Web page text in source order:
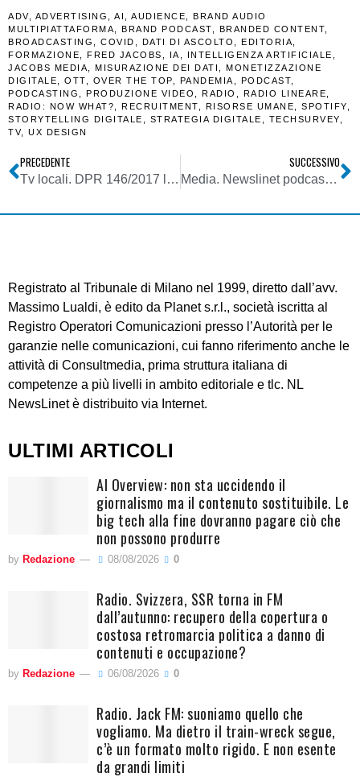
ADV, ADVERTISING AI AUDIENCE
BRAND AUDIO
MULTIPIATTAFORMA
BRAND PODCAST BRANDED CONTENT
BROADCASTING
COVID DATI DI ASCOLTO EDITORIA
FORMAZIONE
FRED JACOBS IA INTELLIGENZA ARTIFICIALE
JACOBS MEDIA
MISURAZIONE DEI DATI
MONETIZZAZIONE
DIGITALE
OTT OVER THE TOP PANDEMIA PODCAST
PODCASTING
PRODUZIONE VIDEO RADIO RADIO LINEARE
RADIO: NOW WHAT?
RECRUITMENT RISORSE UMANE SPOTIFY
STORYTELLING DIGITALE
STRATEGIA DIGITALE TECHSURVEY
TV, UX DESIGN
PRECEDENTE
Tv locali. DPR 146/2017 la Corte Costituzionale salva lo scalino preferenziale per l’accesso ai contributi. Non fondate le questioni di legittimità costituzionale sollevate dal CdS
SUCCESSIVO
Media. Newslinet podcast puntata del 16/04/2025: ascolta le notizie della settimana di NL. Conducono Carlo Elli e Laura Badiini. By Kvox
Registrato al Tribunale di Milano nel 1999, diretto dall’avv.
Massimo Lualdi, è edito da Planet s.r.l., società iscritta al
Registro Operatori Comunicazioni presso l’Autorità per le
garanzie nelle comunicazioni, cui fanno riferimento anche le
attività di Consultmedia, prima struttura italiana di
competenze a più livelli in ambito editoriale e tlc. NL
NewsLinet è distribuito via Internet.
ULTIMI ARTICOLI
AI Overview: non sta uccidendo il
giornalismo ma il contenuto sostituibile. Le
big tech alla fine dovranno pagare ciò che
non possono produrre
by Redazione 08/08/2026 0
Radio. Svizzera, SSR torna in FM
dall’autunno: recupero della copertura o
costosa retromarcia politica a danno di
contenuti e occupazione?
by Redazione 06/08/2026 0
Radio. Jack FM: suoniamo quello che
vogliamo. Ma dietro il train-wreck segue,
c’è un formato molto rigido. E non esente
da grandi limiti